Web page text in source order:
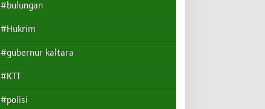
#bulungan
#Hukrim
#gubernur kaltara
#KTT
#polisi